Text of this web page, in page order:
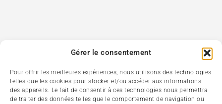
Gérer le consentement
Pour offrir les meilleures expériences, nous utilisons des technologies
telles que les cookies pour stocker et/ou accéder aux informations
des appareils. Le fait de consentir à ces technologies nous permettra
de traiter des données telles que le comportement de navigation ou